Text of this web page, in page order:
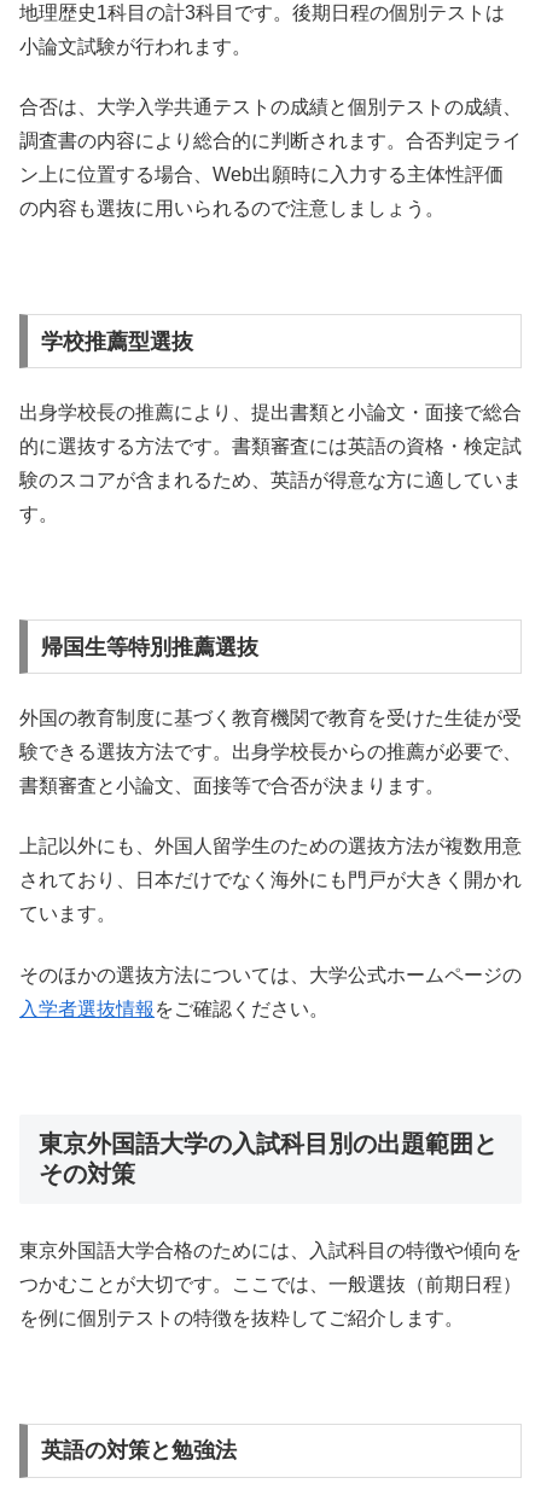
地理歴史1科目の計3科目です。後期日程の個別テストは
小論文試験が行われます。
合否は、大学入学共通テストの成績と個別テストの成績、
調査書の内容により総合的に判断されます。合否判定ライ
ン上に位置する場合、Web出願時に入力する主体性評価
の内容も選抜に用いられるので注意しましょう。
学校推薦型選抜
出身学校長の推薦により、提出書類と小論文・面接で総合
的に選抜する方法です。書類審査には英語の資格・検定試
験のスコアが含まれるため、英語が得意な方に適していま
す。
帰国生等特別推薦選抜
外国の教育制度に基づく教育機関で教育を受けた生徒が受
験できる選抜方法です。出身学校長からの推薦が必要で、
書類審査と小論文、面接等で合否が決まります。
上記以外にも、外国人留学生のための選抜方法が複数用意
されており、日本だけでなく海外にも門戸が大きく開かれ
ています。
そのほかの選抜方法については、大学公式ホームページの
入学者選抜情報 をご確認ください。
東京外国語大学の入試科目別の出題範囲と
その対策
東京外国語大学合格のためには、入試科目の特徴や傾向を
つかむことが大切です。ここでは、一般選抜（前期日程）
を例に個別テストの特徴を抜粋してご紹介します。
英語の対策と勉強法